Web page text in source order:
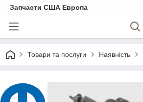
Запчасти США Европа
Товари та послуги Наявність